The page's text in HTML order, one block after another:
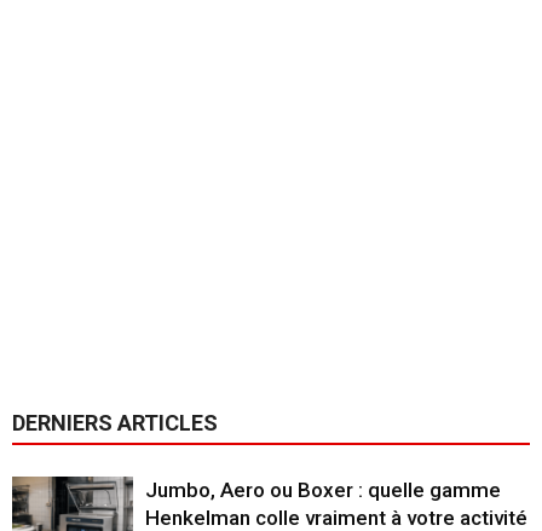
DERNIERS ARTICLES
Jumbo, Aero ou Boxer : quelle gamme
Henkelman colle vraiment à votre activité